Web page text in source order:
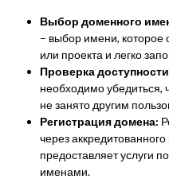
Выбор доменного
– выбор имени, которое
или проекта и легко
Проверка
необходимо убедиться,
не занято другим
Регистрация домена:
через
предоставляет услуги
именами.